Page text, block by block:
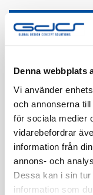
Denna webbplats
Vi använder
och annonserna
för sociala medier
vidarebefordrar
information från
annons- och
Dessa kan i sin
information som
Registrera
Finns i flera
Beskrivning